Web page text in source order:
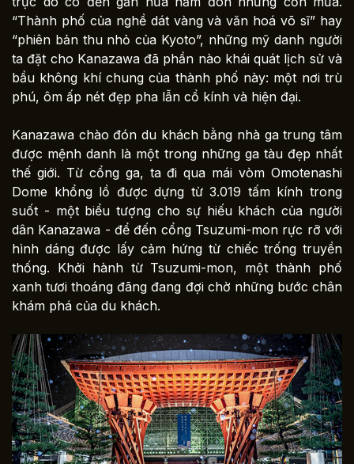
“Thành phố của nghề dát vàng và văn hoá võ sĩ” hay
“phiên bản thu nhỏ của Kyoto”, những mỹ danh người
ta đặt cho Kanazawa đã phần nào khái quát lịch sử và
bầu không khí chung của thành phố này: một nơi trù
phú, ôm ấp nét đẹp pha lẫn cổ kính và hiện đại.
Kanazawa chào đón du khách bằng nhà ga trung tâm
được mệnh danh là một trong những ga tàu đẹp nhất
thế giới. Từ cổng ga, ta đi qua mái vòm Omotenashi
Dome khổng lồ được dựng từ 3.019 tấm kính trong
suốt - một biểu tượng cho sự hiếu khách của người
dân Kanazawa - để đến cổng Tsuzumi-mon rực rỡ với
hình dáng được lấy cảm hứng từ chiếc trống truyền
thống. Khởi hành từ Tsuzumi-mon, một thành phố
xanh tươi thoáng đãng đang đợi chờ những bước chân
khám phá của du khách.